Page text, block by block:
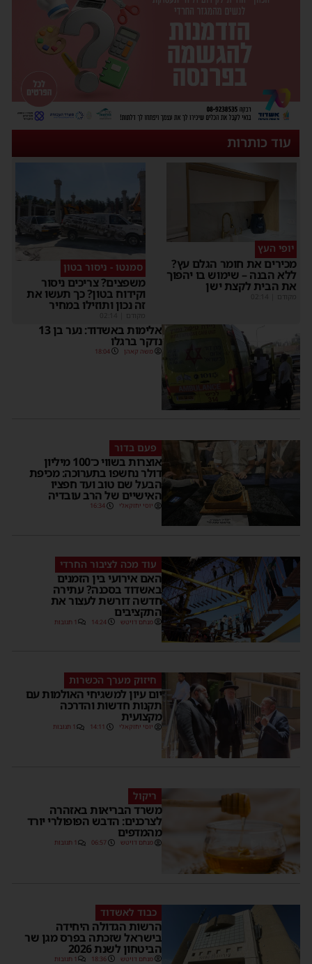
עוד כותרות
יופי העץ
מכירים את חומר הגלם עץ?
ללא הבנה – שימוש בו יהפוך
את הבית לקצת ישן
סמנטו - ניסור בטון
משפצים? צריכים ניסור
וקידוח בטון? כך תעשו את
זה נכון ותוזילו במחיר
אלימות באשדוד: נער בן 13
נדקר ברגלו
משה קאהן 18:04
פעם בדור
אוצרות בשווי כ־100 מיליון
דולר נחשפו בתערוכה: מכיפת
הבעל שם טוב ועד חפציו
האישיים של הרב עובדיה
יוסי יחזקאלי 16:34
עוד מכה לציבור החרדי
האם אירועי בין הזמנים
באשדוד בסכנה? עתירה
חדשה דורשת לעצור את
התקציבים
מנחם דויטש 14:24 1 תגובות
חיזוק מערך הכשרות
יום עיון למשגיחי האולמות עם
תקנות חדשות והדרכה
מקצועית
יוסי יחזקאלי 14:11 1 תגובות
ריקול
משרד הבריאות באזהרה
לצרכנים: הדבש הפופולרי יורד
מהמדפים
מנחם דויטש 06:57 1 תגובות
כבוד לאשדוד
הרשות הגדולה היחידה
בישראל שזכתה בפרס מגן שר
הביטחון לשנת 2026
מנחם דויטש 18:36 1 תגובות